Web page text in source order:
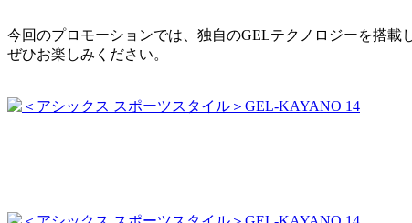
今回のプロモーションでは、独自のGELテクノロジーを搭載
ぜひお楽しみください。